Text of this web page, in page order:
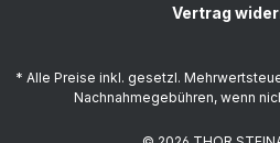
Vertrag
* Alle Preise inkl. gesetzl.
Nachnahmegebühren, wenn